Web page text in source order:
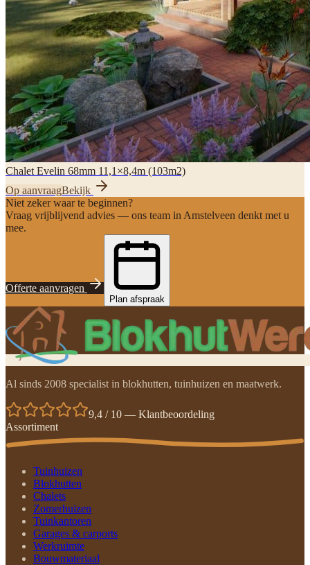
Chalet Evelin 68mm 11,1×8,4m (103m2)
Op aanvraagBekijk
Niet zeker waar te beginnen?
Vraag vrijblijvend advies — ons team in Amstelveen denkt met u
mee.
Offerte aanvragen
Plan afspraak
Al sinds 2008 specialist in blokhutten, tuinhuizen en maatwerk.
9,4 / 10 — Klantbeoordeling
Assortiment
Tuinhuizen
Blokhutten
Chalets
Zomerhuizen
Tuinkantoren
Garages & carports
Werkruimte
Bouwmateriaal